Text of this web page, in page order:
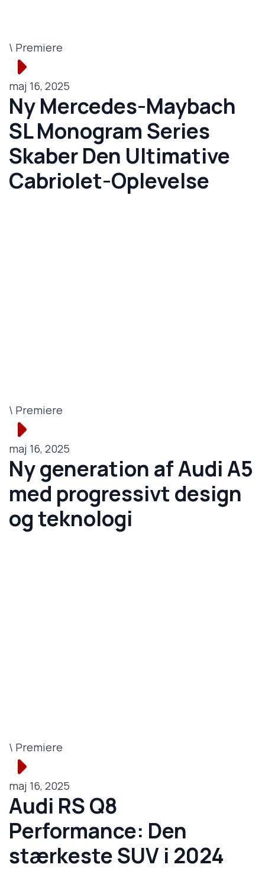
\ Premiere
maj 16, 2025
Ny Mercedes-Maybach
SL Monogram Series
Skaber Den Ultimative
Cabriolet-Oplevelse
\ Premiere
maj 16, 2025
Ny generation af Audi A5
med progressivt design
og teknologi
\ Premiere
maj 16, 2025
Audi RS Q8
Performance: Den
stærkeste SUV i 2024